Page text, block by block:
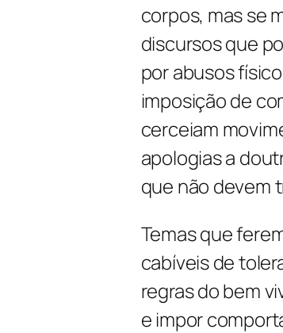
corpos, mas se
discursos que
por abusos
imposição de
cerceiam
apologias a
que não devem
Temas que
cabíveis de
regras do bem
e impor